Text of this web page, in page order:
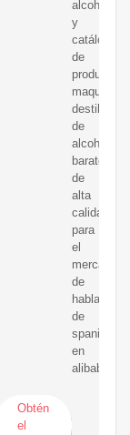
alcohol
y
catálogo
de
productos
maquina
destiladora
de
alcohol
baratos
de
alta
calidad
para
el
mercado
de
hablantes
de
spanish
en
Obtén
el